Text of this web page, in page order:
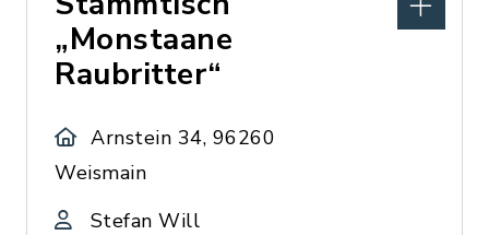
„Monstaane
Raubritter“
Arnstein 34, 96260
Weismain
Stefan Will